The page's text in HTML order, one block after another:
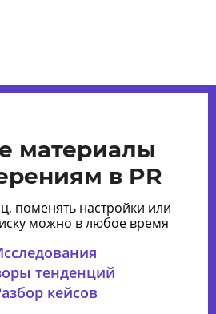
материалы
в PR
поменять настройки или
можно в любое время
тенденций
кейсов